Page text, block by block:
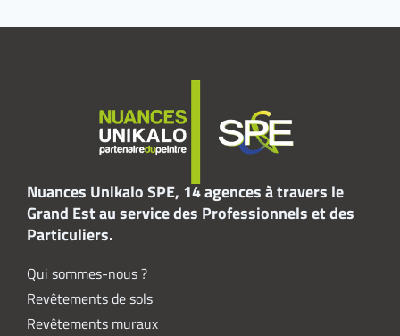
Nuances Unikalo SPE, 14 agences à travers le
Grand Est au service des Professionnels et des
Particuliers.
Qui sommes-nous ?
Revêtements de sols
Revêtements muraux